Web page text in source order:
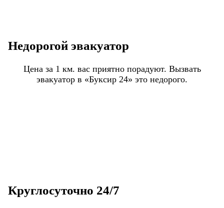
Недорогой эвакуатор
Цена за 1 км. вас приятно порадуют. Вызвать
эвакуатор в «Буксир 24» это недорого.
Круглосуточно 24/7